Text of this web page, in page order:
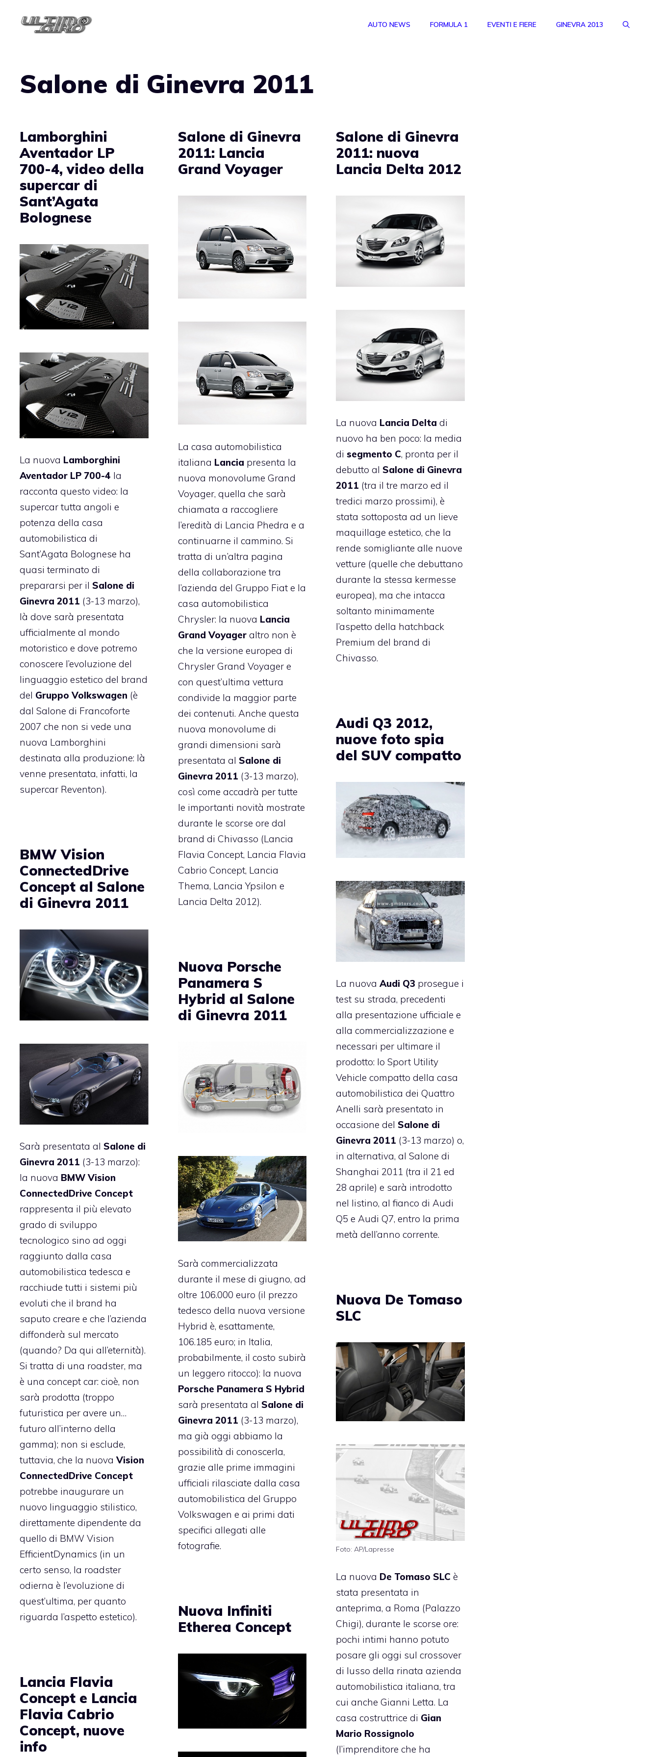
AUTO NEWS FORMULA 1 EVENTI E FIERE GINEVRA 2013
Salone di Ginevra 2011
Lamborghini
Aventador LP
700-4, video della
supercar di
Sant’Agata
Bolognese
La nuova Lamborghini
Aventador LP 700-4 la
racconta questo video: la
supercar tutta angoli e
potenza della casa
automobilistica di
Sant’Agata Bolognese ha
quasi terminato di
prepararsi per il Salone di
Ginevra 2011 (3-13 marzo),
là dove sarà presentata
ufficialmente al mondo
motoristico e dove potremo
conoscere l’evoluzione del
linguaggio estetico del brand
del Gruppo Volkswagen (è
dal Salone di Francoforte
2007 che non si vede una
nuova Lamborghini
destinata alla produzione: là
venne presentata, infatti, la
supercar Reventon).
Salone di Ginevra
2011: Lancia
Grand Voyager
La casa automobilistica
italiana Lancia presenta la
nuova monovolume Grand
Voyager, quella che sarà
chiamata a raccogliere
l’eredità di Lancia Phedra e a
continuarne il cammino. Si
tratta di un’altra pagina
della collaborazione tra
l’azienda del Gruppo Fiat e la
casa automobilistica
Chrysler: la nuova Lancia
Grand Voyageraltro non è
che la versione europea di
Chrysler Grand Voyager e
con quest’ultima vettura
condivide la maggior parte
dei contenuti. Anche questa
nuova monovolume di
grandi dimensioni sarà
presentata al Salone di
Ginevra 2011 (3-13 marzo),
così come accadrà per tutte
le importanti novità mostrate
durante le scorse ore dal
brand di Chivasso (Lancia
Flavia Concept, Lancia Flavia
Cabrio Concept, Lancia
Thema, Lancia Ypsilon e
Lancia Delta 2012).
Salone di Ginevra
2011: nuova
Lancia Delta 2012
La nuova Lancia Delta di
nuovo ha ben poco: la media
disegmento C, pronta per il
debutto alSalone di Ginevra
2011 (tra il tre marzo ed il
tredici marzo prossimi), è
stata sottoposta ad un lieve
maquillage estetico, che la
rende somigliante alle nuove
vetture (quelle che debuttano
durante la stessa kermesse
europea), ma che intacca
soltanto minimamente
l’aspetto della hatchback
Premium del brand di
Chivasso.
Audi Q3 2012,
nuove foto spia
del SUV compatto
La nuovaAudi Q3 prosegue i
test su strada, precedenti
alla presentazione ufficiale e
alla commercializzazione e
necessari per ultimare il
prodotto: lo Sport Utility
Vehicle compatto della casa
automobilistica dei Quattro
Anelli sarà presentato in
occasione delSalone di
Ginevra 2011 (3-13 marzo) o,
in alternativa, al Salone di
Shanghai 2011 (tra il 21 ed
28 aprile) e sarà introdotto
nel listino, al fianco di Audi
Q5 e Audi Q7, entro la prima
metà dell’anno corrente.
BMW Vision
ConnectedDrive
Concept al Salone
di Ginevra 2011
Sarà presentata al Salone di
Ginevra 2011 (3-13 marzo):
la nuova BMW Vision
ConnectedDrive Concept
rappresenta il più elevato
grado di sviluppo
tecnologico sino ad oggi
raggiunto dalla casa
automobilistica tedesca e
racchiude tutti i sistemi più
evoluti che il brand ha
saputo creare e che l’azienda
diffonderà sul mercato
(quando? Da qui all’eternità).
Si tratta di una roadster, ma
è una concept car: cioè, non
sarà prodotta (troppo
futuristica per avere un…
futuro all’interno della
gamma); non si esclude,
tuttavia, che la nuovaVision
ConnectedDrive Concept
potrebbe inaugurare un
nuovo linguaggio stilistico,
direttamente dipendente da
quello di BMW Vision
EfficientDynamics (in un
certo senso, la roadster
odierna è l’evoluzione di
quest’ultima, per quanto
riguarda l’aspetto estetico).
Nuova Porsche
Panamera S
Hybrid al Salone
di Ginevra 2011
Sarà commercializzata
durante il mese di giugno, ad
oltre 106.000 euro (il prezzo
tedesco della nuova versione
Hybrid è, esattamente,
106.185 euro; in Italia,
probabilmente, il costo subirà
un leggero ritocco): la nuova
Porsche Panamera S Hybrid
sarà presentata al Salone di
Ginevra 2011 (3-13 marzo),
ma già oggi abbiamo la
possibilità di conoscerla,
grazie alle prime immagini
ufficiali rilasciate dalla casa
automobilistica del Gruppo
Volkswagen e ai primi dati
specifici allegati alle
fotografie.
Nuova De Tomaso
SLC
Foto: AP/Lapresse
La nuova De Tomaso SLC è
stata presentata in
anteprima, a Roma (Palazzo
Chigi), durante le scorse ore:
pochi intimi hanno potuto
posare gli oggi sul crossover
di lusso della rinata azienda
automobilistica italiana, tra
cui anche Gianni Letta. La
casa costruttrice di Gian
Mario Rossignolo
(l’imprenditore che ha
Nuova Infiniti
Etherea Concept
Lancia Flavia
Concept e Lancia
Flavia Cabrio
Concept, nuove
info